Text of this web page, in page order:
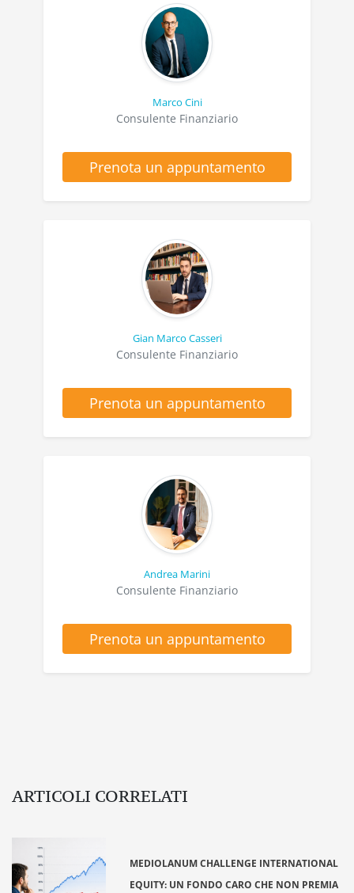
Marco Cini
Consulente Finanziario
Prenota un appuntamento
Gian Marco Casseri
Consulente Finanziario
Prenota un appuntamento
Andrea Marini
Consulente Finanziario
Prenota un appuntamento
ARTICOLI CORRELATI
MEDIOLANUM CHALLENGE INTERNATIONAL
EQUITY: UN FONDO CARO CHE NON PREMIA